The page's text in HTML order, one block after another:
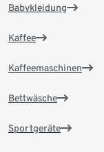
Babykleidung
Kaffee
Kaffeemaschinen
Bettwäsche
Sportgeräte